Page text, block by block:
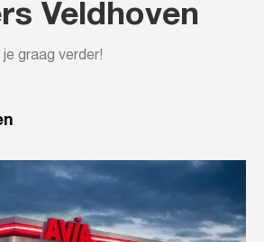
Veldhoven
graag verder!